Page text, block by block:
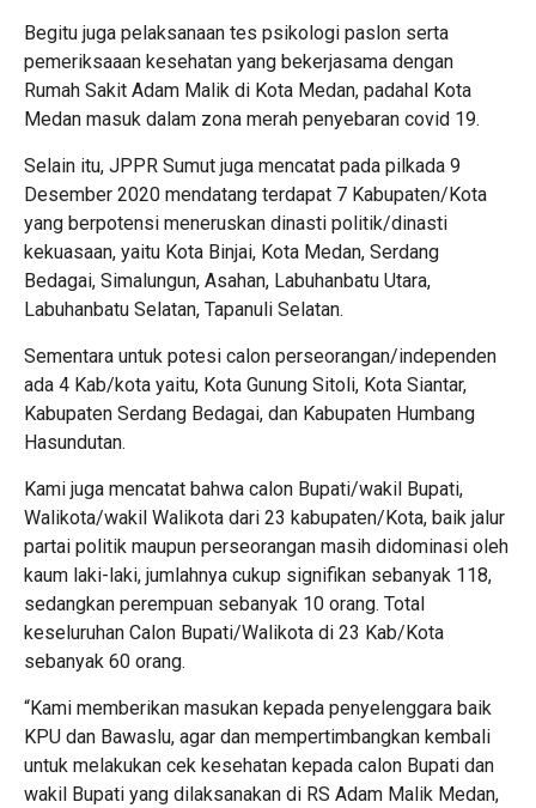
Begitu juga pelaksanaan tes psikologi paslon serta
pemeriksaaan kesehatan yang bekerjasama dengan
Rumah Sakit Adam Malik di Kota Medan, padahal Kota
Medan masuk dalam zona merah penyebaran covid 19.
Selain itu, JPPR Sumut juga mencatat pada pilkada 9
Desember 2020 mendatang terdapat 7 Kabupaten/Kota
yang berpotensi meneruskan dinasti politik/dinasti
kekuasaan, yaitu Kota Binjai, Kota Medan, Serdang
Bedagai, Simalungun, Asahan, Labuhanbatu Utara,
Labuhanbatu Selatan, Tapanuli Selatan.
Sementara untuk potesi calon perseorangan/independen
ada 4 Kab/kota yaitu, Kota Gunung Sitoli, Kota Siantar,
Kabupaten Serdang Bedagai, dan Kabupaten Humbang
Hasundutan.
Kami juga mencatat bahwa calon Bupati/wakil Bupati,
Walikota/wakil Walikota dari 23 kabupaten/Kota, baik jalur
partai politik maupun perseorangan masih didominasi oleh
kaum laki-laki, jumlahnya cukup signifikan sebanyak 118,
sedangkan perempuan sebanyak 10 orang. Total
keseluruhan Calon Bupati/Walikota di 23 Kab/Kota
sebanyak 60 orang.
“Kami memberikan masukan kepada penyelenggara baik
KPU dan Bawaslu, agar dan mempertimbangkan kembali
untuk melakukan cek kesehatan kepada calon Bupati dan
wakil Bupati yang dilaksanakan di RS Adam Malik Medan,